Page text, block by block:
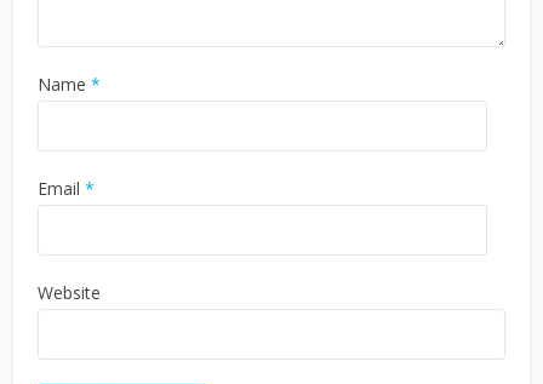
Name *
Email *
Website